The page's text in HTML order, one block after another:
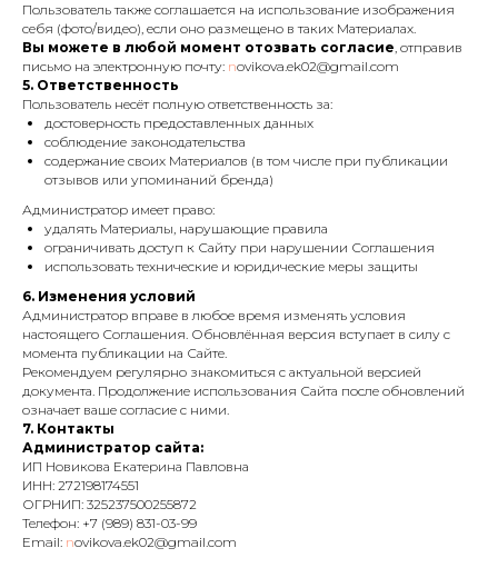
Пользователь также соглашается на использование изображения
себя (фото/видео), если оно размещено в таких Материалах.
Вы можете в любой момент отозвать согласие, отправив
письмо на электронную почту: novikova.ek02@gmail.com
5. Ответственность
Пользователь несёт полную ответственность за:
достоверность предоставленных данных
соблюдение законодательства
содержание своих Материалов (в том числе при публикации
отзывов или упоминаний бренда)
Администратор имеет право:
удалять Материалы, нарушающие правила
ограничивать доступ к Сайту при нарушении Соглашения
использовать технические и юридические меры защиты
6. Изменения условий
Администратор вправе в любое время изменять условия
настоящего Соглашения. Обновлённая версия вступает в силу с
момента публикации на Сайте.
Рекомендуем регулярно знакомиться с актуальной версией
документа. Продолжение использования Сайта после обновлений
означает ваше согласие с ними.
7. Контакты
Администратор сайта:
ИП Новикова Екатерина Павловна
ИНН: 272198174551
ОГРНИП: 325237500255872
Телефон: +7 (989) 831-03-99
Email: novikova.ek02@gmail.com